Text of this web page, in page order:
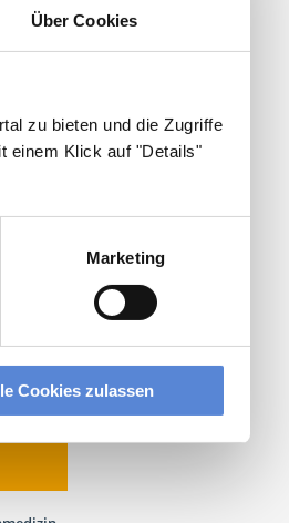
Über Cookies
zu bieten und die Zugriffe
einem Klick auf "Details"
Marketing
Cookies zulassen